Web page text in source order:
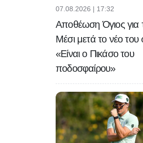
07.08.2026 | 17:32
Αποθέωση Όγιος για
Μέσι μετά το νέο του
«Είναι ο Πικάσο του
ποδοσφαίρου»